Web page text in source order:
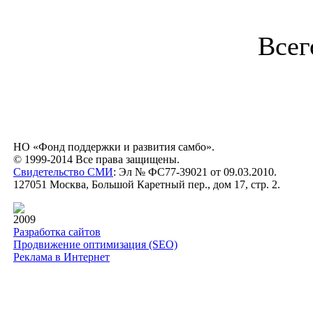
НО «Фонд поддержки и развития самбо».
© 1999-2014 Все права защищены.
Свидетельство СМИ: Эл № ФС77-39021 от 09.03.2010.
127051 Москва, Большой Каретный пер., дом 17, стр. 2.
2009
Разработка сайтов
Продвижение оптимизация (SEO)
Реклама в Интернет